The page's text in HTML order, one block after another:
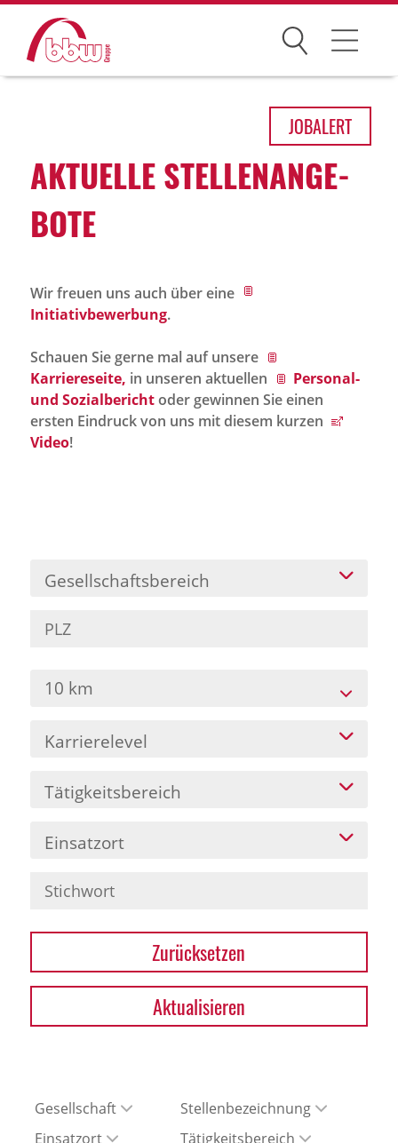
Suchen
Über uns
Historie
bbw als Arbeitgeber
Jobportal
Presse und Medien
Karriere
Presse
News Archiv
JOBALERT
AKTU­ELLE STEL­LEN­AN­GE­
BOTE
Wir freuen uns auch über eine
Initiativbewerbung.
Schauen Sie gerne mal auf unsere
Karriereseite, in unseren aktuellen
Personal-
und Sozialberichtoder gewinnen Sie einen
ersten Eindruck von uns mit diesem kurzen
Video!
Gesellschaftsbereich
10 km
Karrierelevel
Tätigkeitsbereich
Einsatzort
Zurücksetzen
Aktualisieren
Gesellschaft
Stellenbezeichnung
Einsatzort
Tätigkeitsbereich